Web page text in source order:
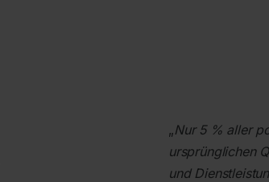
„Nur 5 % aller
ursprünglichen
und